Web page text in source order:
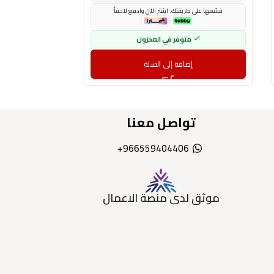
قسّمها على طريقتك. اشترِ الآن وادفع لاحقاً
متوفر في المخزون
إضافة إلى السلة
تواصل معنا
966559404406+
موثق لدى منصة الاعمال